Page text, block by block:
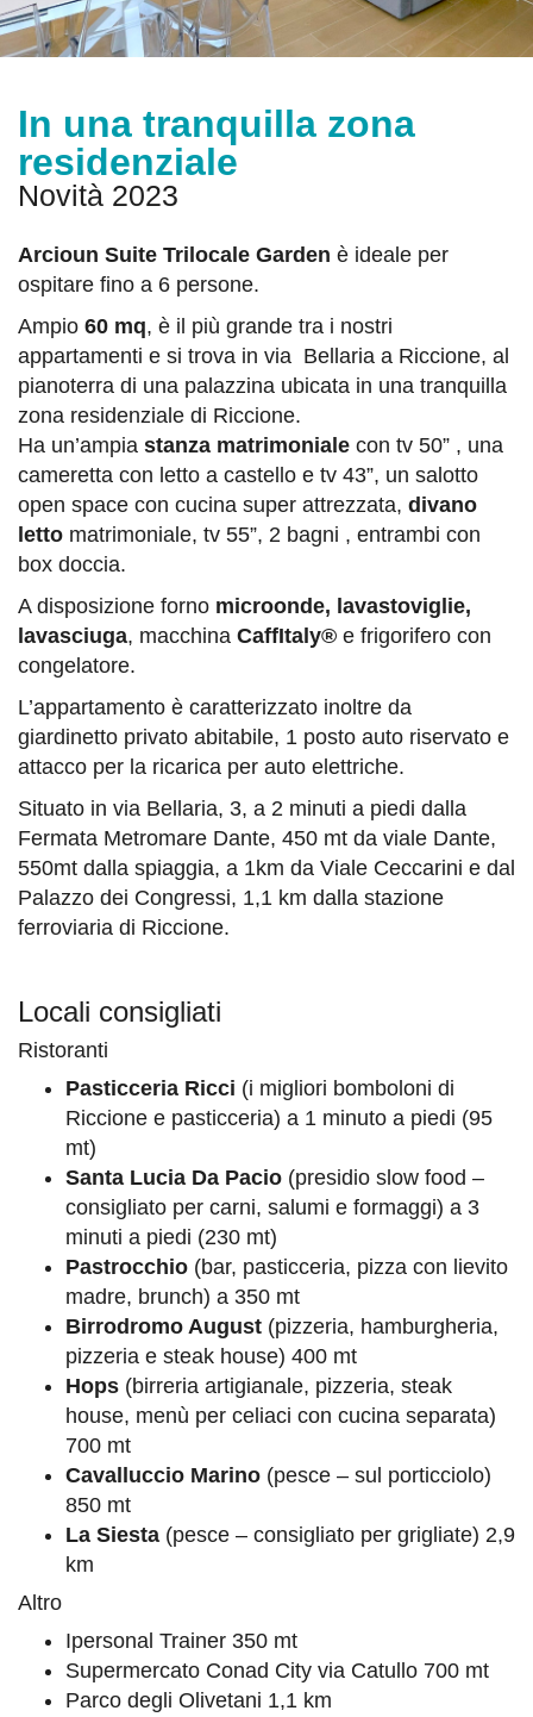
In una tranquilla zona
residenziale
Novità 2023
Arcioun Suite Trilocale Garden è ideale per
ospitare fino a 6 persone.
Ampio 60 mq, è il più grande tra i nostri
appartamenti e si trova in via Bellaria a Riccione, al
pianoterra di una palazzina ubicata in una tranquilla
zona residenziale di Riccione.
Ha un’ampia stanza matrimoniale con tv 50” , una
cameretta con letto a castello e tv 43”, un salotto
open space con cucina super attrezzata, divano
letto matrimoniale, tv 55”, 2 bagni , entrambi con
box doccia.
A disposizione forno microonde, lavastoviglie,
lavasciuga, macchina CaffItaly® e frigorifero con
congelatore.
L’appartamento è caratterizzato inoltre da
giardinetto privato abitabile, 1 posto auto riservato e
attacco per la ricarica per auto elettriche.
Situato in via Bellaria, 3, a 2 minuti a piedi dalla
Fermata Metromare Dante, 450 mt da viale Dante,
550mt dalla spiaggia, a 1km da Viale Ceccarini e dal
Palazzo dei Congressi, 1,1 km dalla stazione
ferroviaria di Riccione.
Locali consigliati
Ristoranti
Pasticceria Ricci (i migliori bomboloni di
Riccione e pasticceria) a 1 minuto a piedi (95
mt)
Santa Lucia Da Pacio (presidio slow food –
consigliato per carni, salumi e formaggi) a 3
minuti a piedi (230 mt)
Pastrocchio (bar, pasticceria, pizza con lievito
madre, brunch) a 350 mt
Birrodromo August (pizzeria, hamburgheria,
pizzeria e steak house) 400 mt
Hops (birreria artigianale, pizzeria, steak
house, menù per celiaci con cucina separata)
700 mt
Cavalluccio Marino (pesce – sul porticciolo)
850 mt
La Siesta (pesce – consigliato per grigliate) 2,9
km
Altro
Ipersonal Trainer 350 mt
Supermercato Conad City via Catullo 700 mt
Parco degli Olivetani 1,1 km